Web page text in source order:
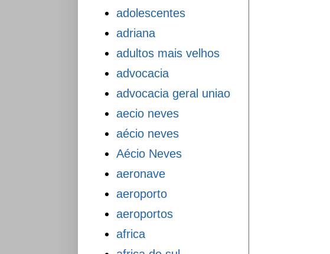
adolescentes
adriana
adultos mais velhos
advocacia
advocacia geral uniao
aecio neves
aécio neves
Aécio Neves
aeronave
aeroporto
aeroportos
africa